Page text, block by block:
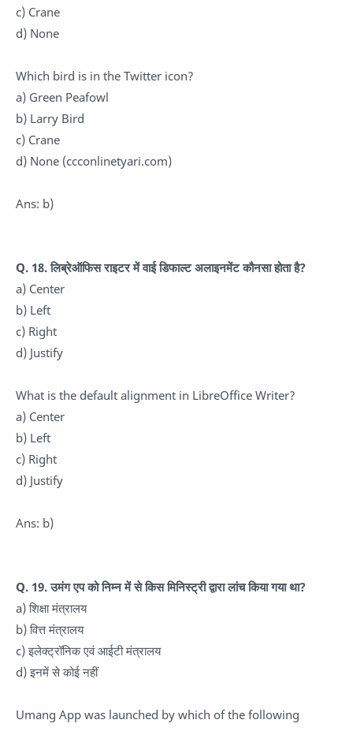
c) Crane
d) None
Which bird is in the Twitter icon?
a) Green Peafowl
b) Larry Bird
c) Crane
d) None (ccconlinetyari.com)
Ans: b)
Q. 18. लिब्रेऑफिस राइटर में वाई डिफाल्ट अलाइनमेंट कौनसा होता है?
a) Center
b) Left
c) Right
d) Justify
What is the default alignment in LibreOffice Writer?
a) Center
b) Left
c) Right
d) Justify
Ans: b)
Q. 19. उमंग एप को निम्न में से किस मिनिस्ट्री द्वारा लांच किया गया था?
a) शिक्षा मंत्रालय
b) वित्त मंत्रालय
c) इलेक्ट्रॉनिक एवं आईटी मंत्रालय
d) इनमें से कोई नहीं
Umang App was launched by which of the following